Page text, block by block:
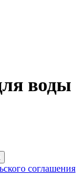
воды
соглашения